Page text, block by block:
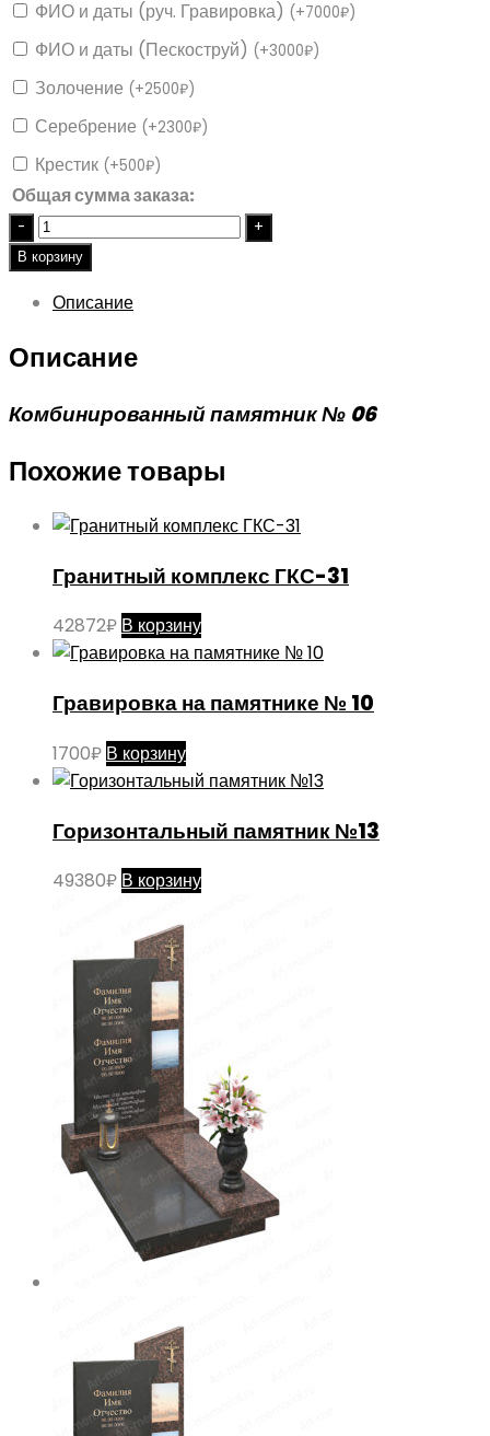
ФИО и даты (руч. Гравировка) (+7000₽)
ФИО и даты (Пескоструй) (+3000₽)
Золочение (+2500₽)
Серебрение (+2300₽)
Крестик (+500₽)
Общая сумма заказа:
Quantity
В корзину
Описание
Описание
Комбинированный памятник № 06
Похожие товары
Гранитный комплекс ГКС-31
42872₽ В корзину
Гравировка на памятнике № 10
1700₽ В корзину
Горизонтальный памятник №13
49380₽ В корзину